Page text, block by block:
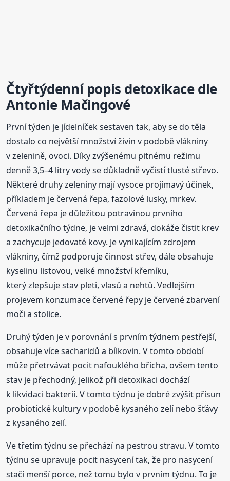
Čtyřtýdenní popis detoxikace dle
Antonie Mačingové
První týden je jídelníček sestaven tak, aby se do těla
dostalo co největší množství živin v podobě vlákniny
v zelenině, ovoci. Díky zvýšenému pitnému režimu
denně 3,5–4 litry vody se důkladně vyčistí tlusté střevo.
Některé druhy zeleniny mají vysoce projímavý účinek,
příkladem je červená řepa, fazolové lusky, mrkev.
Červená řepa je důležitou potravinou prvního
detoxikačního týdne, je velmi zdravá, dokáže čistit krev
a zachycuje jedovaté kovy. Je vynikajícím zdrojem
vlákniny, čímž podporuje činnost střev, dále obsahuje
kyselinu listovou, velké množství křemíku,
který zlepšuje stav pleti, vlasů a nehtů. Vedlejším
projevem konzumace červené řepy je červené zbarvení
moči a stolice.
Druhý týden je v porovnání s prvním týdnem pestřejší,
obsahuje více sacharidů a bílkovin. V tomto období
může přetrvávat pocit nafouklého břicha, ovšem tento
stav je přechodný, jelikož při detoxikaci dochází
k likvidaci bakterií. V tomto týdnu je dobré zvýšit přísun
probiotické kultury v podobě kysaného zelí nebo šťávy
z kysaného zelí.
Ve třetím týdnu se přechází na pestrou stravu. V tomto
týdnu se upravuje pocit nasycení tak, že pro nasycení
stačí menší porce, než tomu bylo v prvním týdnu. To je